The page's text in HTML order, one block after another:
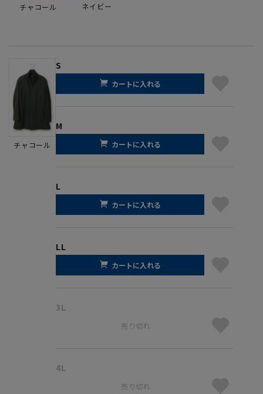
チャコール ネイビー
チャコール
S
カートに入れる
M
カートに入れる
L
カートに入れる
LL
カートに入れる
3L
売り切れ
4L
売り切れ